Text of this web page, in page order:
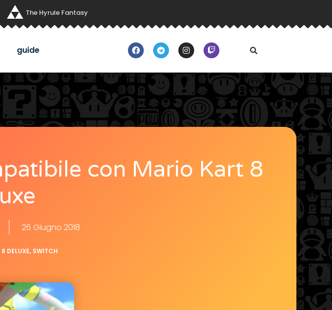
The Hyrule Fantasy
guide
con Mario Kart 8
26 Giugno 2018
DELUXE, SWITCH